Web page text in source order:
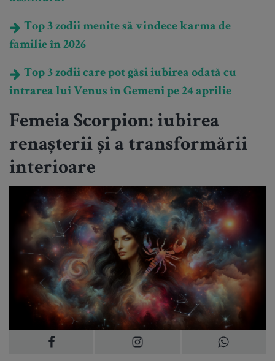
Top 3 zodii menite să vindece karma de
familie în 2026
Top 3 zodii care pot găsi iubirea odată cu
intrarea lui Venus în Gemeni pe 24 aprilie
Femeia Scorpion: iubirea
renașterii și a transformării
interioare